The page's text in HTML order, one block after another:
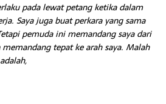
pada lewat petang ketika dalam
Saya juga buat perkara yang sama
pemuda ini memandang saya dari
tepat ke arah saya. Malah